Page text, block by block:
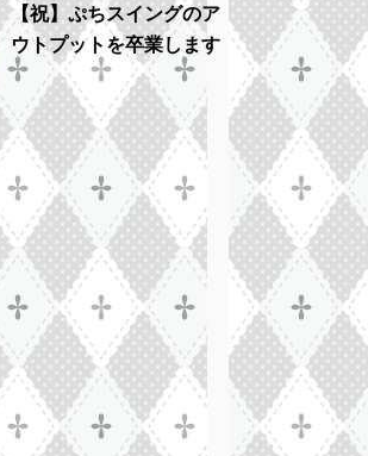
【祝】ぷちスイングのア
ウトプットを卒業します